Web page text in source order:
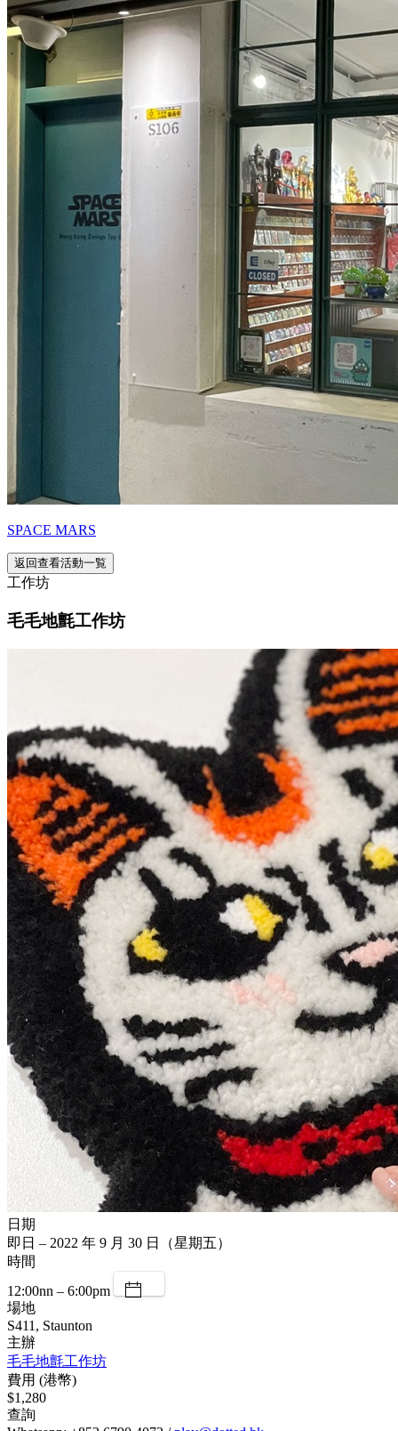
SPACE MARS
返回查看活動一覧
工作坊
毛毛地氈工作坊
日期
即日 – 2022 年 9 月 30 日（星期五）
時間
12:00nn – 6:00pm
場地
S411, Staunton
主辦
毛毛地氈工作坊
費用 (港幣)
$1,280
查詢